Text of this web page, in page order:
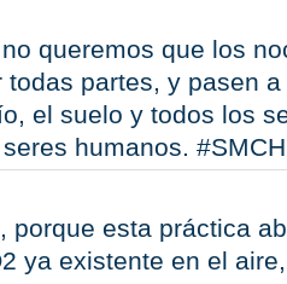
queremos que los
partes, y pasen
el suelo y todos los
humanos. #SMCH
porque esta práctica
ya existente en el